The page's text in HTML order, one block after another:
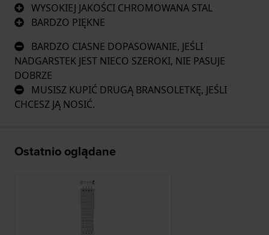
WYSOKIEJ JAKOŚCI CHROMOWANA STAL
BARDZO PIĘKNE
BARDZO CIASNE DOPASOWANIE, JEŚLI
NADGARSTEK JEST NIECO SZEROKI, NIE PASUJE
DOBRZE
MUSISZ KUPIĆ DRUGĄ BRANSOLETKĘ, JEŚLI
CHCESZ JĄ NOSIĆ.
Ostatnio oglądane